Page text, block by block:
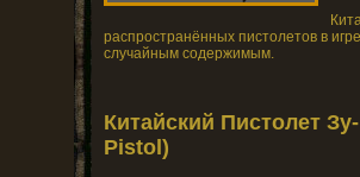
распространённых пистолетов в
случайным содержимым.
Китайский Пистолет
Pistol)